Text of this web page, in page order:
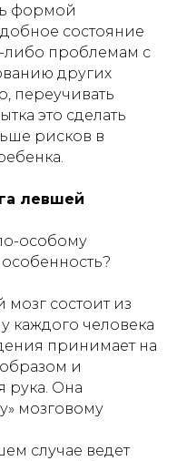
формой
состояние
либо проблемам с
других
переучивать
это сделать
рисков в
левшей
особому
мозг состоит из
каждого человека
принимает на
и
рука. Она
мозговому
случае ведет